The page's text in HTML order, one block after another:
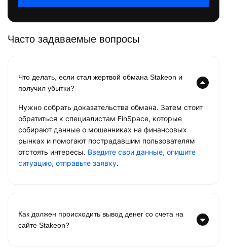
Часто задаваемые вопросы
Что делать, если стал жертвой обмана Stakeon и
получил убытки?
Нужно собрать доказательства обмана. Затем стоит
обратиться к специалистам FinSpace, которые
собирают данные о мошенниках на финансовых
рынках и помогают пострадавшим пользователям
отстоять интересы. Введите свои данные, опишите
ситуацию, отправьте заявку.
Как должен происходить вывод денег со счета на
сайте Stakeon?